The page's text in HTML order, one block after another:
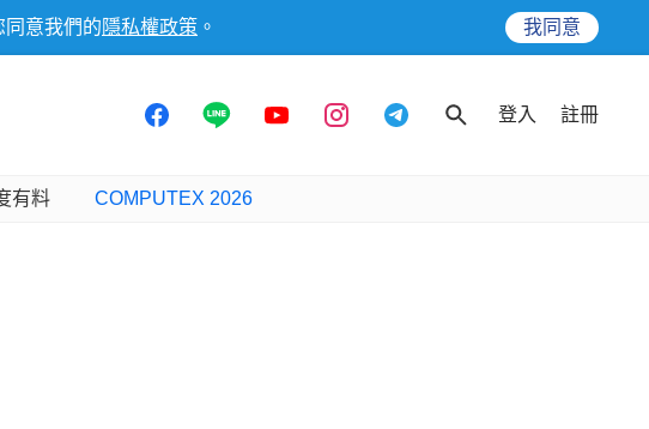
意我們的 隱私權政策 。 我同意
登入 註冊
有料 COMPUTEX 2026